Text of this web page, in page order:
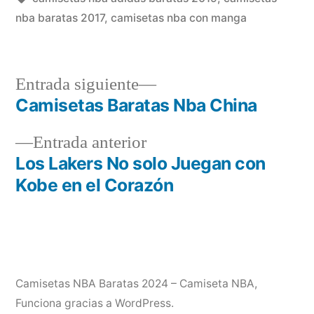
nba baratas 2017, camisetas nba con manga
Navegación
de
entradas
Entrada anteriorEntrada
anterior:
Los Lakers No solo Juegan con
Kobe en el Corazón
Entrada siguiente
Entrada
siguiente:
Camisetas Baratas Nba China
Camisetas NBA Baratas 2024 – Camiseta NBA,
Funciona gracias a WordPress.